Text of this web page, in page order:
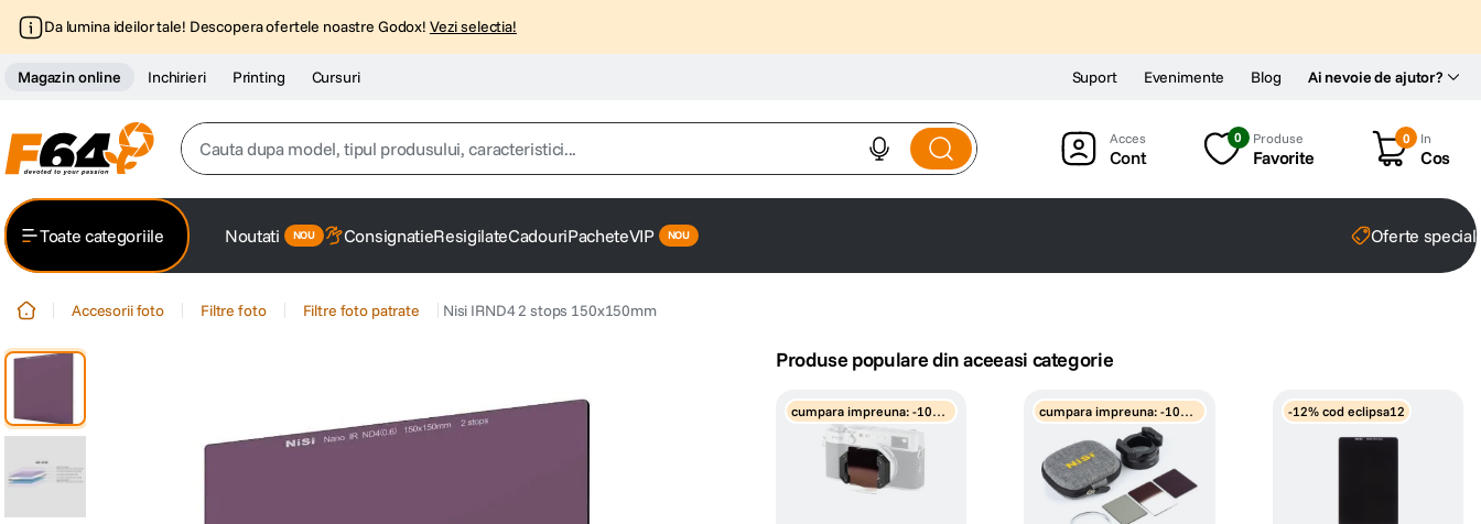
Da lumina ideilor tale! Descopera ofertele noastre Godox! Vezi selectia!
Magazin online Inchirieri Printing Cursuri Ai nevoie de ajutor?
Suport Evenimente Blog
Cauta dupa model, tipul produsului, caracteristici...
2 trepied
peak design
Cont
0 Produse
Favorite
0 In
Cos
Toate categoriile Noutati ConsignatieResigilateCadouriPacheteVIP Oferte
Accesorii foto Filtre foto Filtre foto patrate Nisi IRND4 2 stops 150x150mm
Produse populare din aceeasi categorie
cumpara impreuna: -10%
discount
cumpara impreuna: -10%
-12% cod eclipsa12